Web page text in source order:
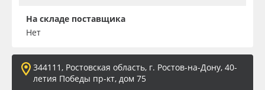
На складе поставщика
Нет
344111, Ростовская область, г. Ростов-на-Дону, 40-
летия Победы пр-кт, дом 75